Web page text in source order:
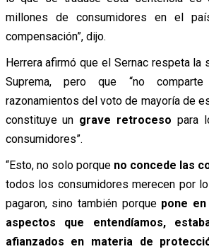
millones de consumidores en el
compensación”, dijo.
Herrera afirmó que el Sernac respeta la
Suprema, pero que “no
razonamientos del voto de mayoría de
constituye un grave retroceso para
consumidores”.
“Esto, no solo porqueno concede las
todos los consumidores merecen por
pagaron, sino también porque pone
aspectos que entendíamos,
afianzados en materia de